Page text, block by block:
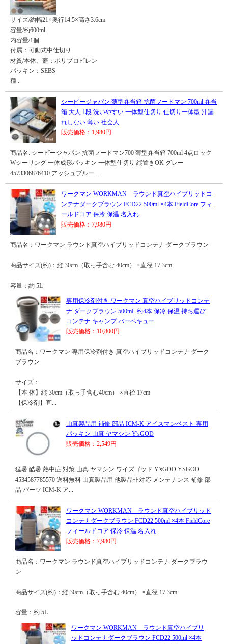
サイズ/約幅21×奥行14.5×高さ3.6cm
容量/約600ml
内容量/1個
付属：可動式中仕切り
材質/本体、蓋：ポリプロピレン
パッキン：SEBS
種...
シービージャパン 薄型弁当箱 抗菌フードマン 700ml 弁当
箱 大人 1段 洗いやすい 一体型仕切り 仕切り一体型 汁漏
れしない 薄い 社会人
販売価格：1,980円
商品名: シービージャパン 抗菌フードマン700 薄型弁当箱 700ml 4点ロック
Wシーリング 一体成形パッキン 一体型仕切り 縦置きOK グレー
4573306876410 アッシュブルー...
ワークマン WORKMAN ラウンド真空ハイブリッドコ
ンテナダークブラウン FCD22 500ml ×4本 FieldCore フィ
ールドコア 保冷 保温 名入れ
販売価格：7,980円
商品名：ワークマン ラウンド真空ハイブリッドコンテナ ダークブラウン
商品サイズ(約)：縦 30cm（取っ手含む 40cm） ×直径 17.3cm
容量：約 5L
専用保冷剤付き ワークマン 真空ハイブリッドコンテ
ナ ダークブラウン 500mL 約4本 保冷 保温 持ち運び
コンテナ キャンプ バーベキュー
販売価格：10,800円
商品名：ワークマン 専用保冷剤付き 真空ハイブリッドコンテナ ダーク
ブラウン
サイズ：
【本 体】縦 30cm（取っ手含む40cm） ×直径 17cm
【保冷剤】直...
山真製品用 補修 部品 ICM-K アイスマンベスト 専用
パッキン 山真 ヤマシン Y'sGOD
販売価格：2,549円
猛暑 酷暑 熱中症 対策 山真 ヤマシン ワイズゴッド Y'sGOD YSGOD
4534587785570 送料無料 山真製品用 他製品非対応 メンテナンス 補修 部
品 パーツ ICM-K ア...
ワークマン WORKMAN ラウンド真空ハイブリッド
コンテナダークブラウン FCD22 500ml ×4本 FieldCore
フィールドコア 保冷 保温 名入れ
販売価格：7,980円
商品名：ワークマン ラウンド真空ハイブリッドコンテナ ダークブラウ
ン
商品サイズ(約)：縦 30cm（取っ手含む 40cm） ×直径 17.3cm
容量：約 5L
ワークマン WORKMAN ラウンド真空ハイブリ
ッドコンテナダークブラウン FCD22 500ml ×4本